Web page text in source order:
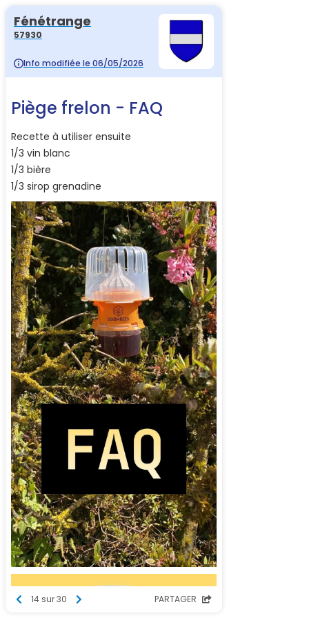
Fénétrange
57930
Info modifiée le 06/05/2026
Piège frelon - FAQ
Recette à utiliser ensuite
1/3 vin blanc
1/3 bière
1/3 sirop grenadine
14 sur 30 PARTAGER